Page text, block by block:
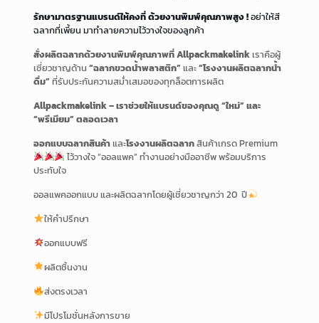
รักษามาตรฐานแบรนด์ให้คงที่ ด้วยงานพิมพ์คุณภาพสูง !อย่าให้สี
ฉลากที่เพี้ยน มาทำลายความไว้วางใจของลูกค้า
สั่งผลิตฉลากด้วยงานพิมพ์คุณภาพที่ Allpackmakelinkเราคือผู้
เชี่ยวชาญด้าน “ฉลากขวดน้ำพลาสติก” และ“โรงงานผลิตฉลากน้ำ
ดื่ม” ที่รับประกันความสม่ำเสมอของทุกล็อตการผลิต
Allpackmakelink – เราช่วยให้แบรนด์ของคุณดู “ใหม่” และ
“พรีเมียม” ตลอดเวลา
ออกแบบฉลากสินค้าและโรงงานผลิตฉลากสินค้าเกรด Premium
ไว้วางใจ “ออลแพค” ทำงานอย่างมืออาชีพ พร้อมบริการ
ประทับใจ
ออลแพคออกแบบ และผลิตฉลากโดยผู้เชี่ยวชาญกว่า 20 ปี
ให้คำปรึกษา
ออกแบบฟรี
ผลิตชิ้นงาน
ส่งตรงเวลา
มีโปรโมชั่นหลังการขาย